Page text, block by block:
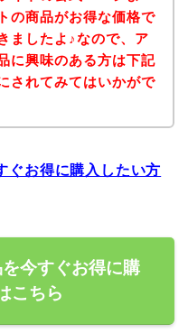
の商品がお得な価格で
ましたよ♪なので、ア
に興味のある方は下記
されてみてはいかがで
ぐお得に購入したい方
今すぐお得に購
こちら